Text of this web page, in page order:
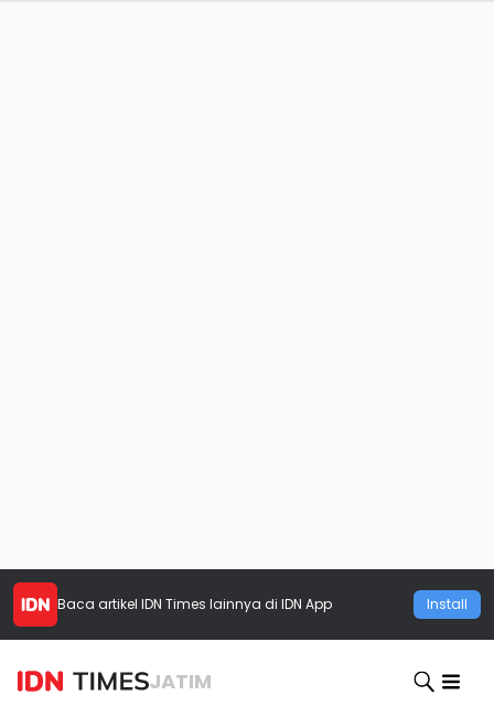
Baca artikel IDN Times lainnya di IDN App Install
JATIM